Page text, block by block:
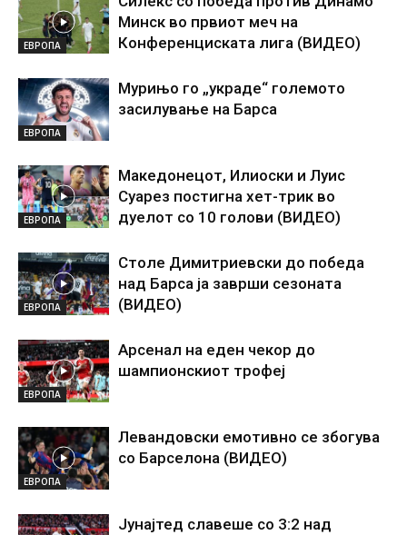
ЕВРОПА
Минск во првиот меч на
Конференциската лига (ВИДЕО)
ЕВРОПА
Мурињо го „украде“ големото
засилување на Барса
ЕВРОПА
Македонецот, Илиоски и Луис
Суарез постигна хет-трик во
дуелот со 10 голови (ВИДЕО)
ЕВРОПА
Столе Димитриевски до победа
над Барса ја заврши сезоната
(ВИДЕО)
ЕВРОПА
Арсенал на еден чекор до
шампионскиот трофеј
ЕВРОПА
Левандовски емотивно се збогува
со Барселона (ВИДЕО)
Јунајтед славеше со 3:2 над